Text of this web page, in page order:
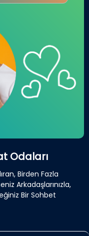
Odaları
Birden Fazla
Arkadaşlarınızla,
Bir Sohbet